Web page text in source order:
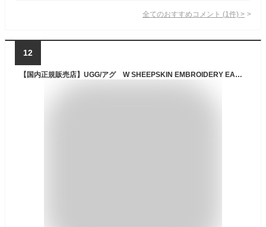
全てのおすすめコメント (1 件) >
12
【国内正規販売店】UGG/アグ W SHEEPSKIN EMBROIDERY EARMUFF/シープスキン エンブロイダリー イヤーマフ 20955【レディース】【(BLK)Black】